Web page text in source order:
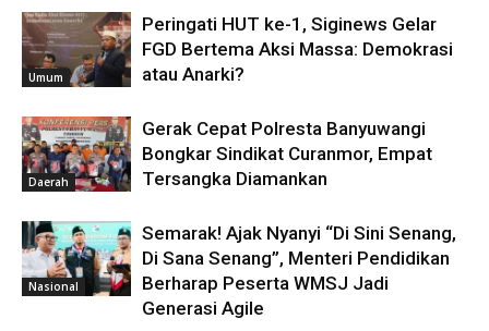
Umum
Peringati HUT ke-1, Siginews Gelar
FGD Bertema Aksi Massa: Demokrasi
atau Anarki?
Daerah
Gerak Cepat Polresta Banyuwangi
Bongkar Sindikat Curanmor, Empat
Tersangka Diamankan
Nasional
Semarak! Ajak Nyanyi “Di Sini Senang,
Di Sana Senang”, Menteri Pendidikan
Berharap Peserta WMSJ Jadi
Generasi Agile